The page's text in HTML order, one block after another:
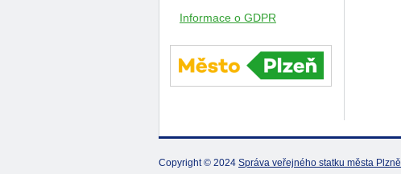
Informace o GDPR
Copyright © 2024 Správa veřejného statku města Plzně